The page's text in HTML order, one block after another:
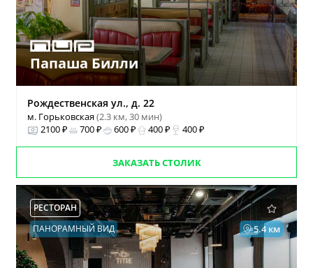
Папаша Билли
Рождественская ул., д. 22
м. Горьковская(2.3 км, 30 мин)
2100 ₽
700 ₽ 600 ₽ 400 ₽ 400 ₽
ЗАКАЗАТЬ СТОЛИК
РЕСТОРАН
5.4 км
ПАНОРАМНЫЙ ВИД